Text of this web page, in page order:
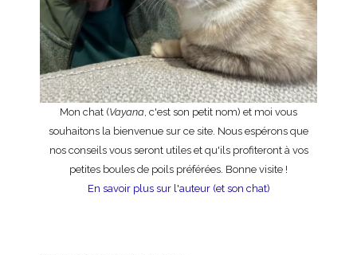
Mon chat (Vayana, c'est son petit nom) et moi vous
souhaitons la bienvenue sur ce site. Nous espérons que
nos conseils vous seront utiles et qu'ils profiteront à vos
petites boules de poils préférées. Bonne visite !
En savoir plus sur l'auteur (et son chat)